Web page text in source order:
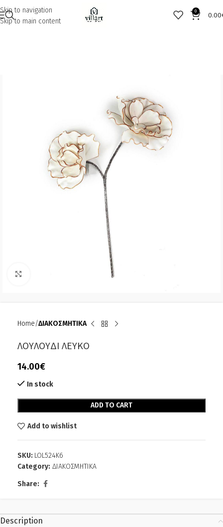
Skip to navigation
Skip to main content
0
0.00
Home ΔΙΑΚΟΣΜΗΤΙΚΑ
ΛΟΥΛΟΥΔΙ ΛΕΥΚΟ
14.00€
In stock
ADD TO CART
Add to wishlist
SKU: LOL524K6
Category: ΔΙΑΚΟΣΜΗΤΙΚΑ
Share:
Description